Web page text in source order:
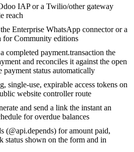
IAP or a Twilio/other gateway
reach
Enterprise WhatsApp connector or a
for Community editions
completed payment.transaction the
and reconciles it against the open
status automatically
single-use, expirable access tokens on
website controller route
and send a link the instant an
for overdue balances
(@api.depends) for amount paid,
status shown on the form and in